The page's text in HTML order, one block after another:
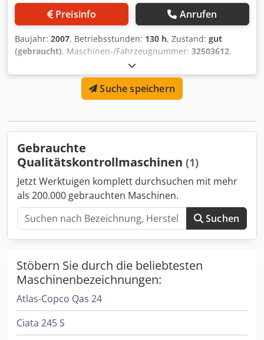
Preisinfo Anrufen
Baujahr: 2007, Betriebsstunden: 130 h, Zustand: gut
(gebraucht), Maschinen-/Fahrzeugnummer: 32503612,
Dieses Collin Inspektionssystem befindet sich seit 2021 im
Maschinenlager von Plastima Used Machinery. Die
Maschine ist von 2007 und hat eine normale Anzahl von
Arbeitsstunden für sein Alter. - Marke: Collin Pilot & Lab
Baujahr: 2007
Suche speichern
Gebrauchte
Qualitätskontrollmaschinen (1)
Jetzt Werktuigen komplett durchsuchen mit mehr
als 200.000 gebrauchten Maschinen.
Suchen
Stöbern Sie durch die beliebtesten
Maschinenbezeichnungen:
Atlas-Copco Qas 24
Ciata 245 S